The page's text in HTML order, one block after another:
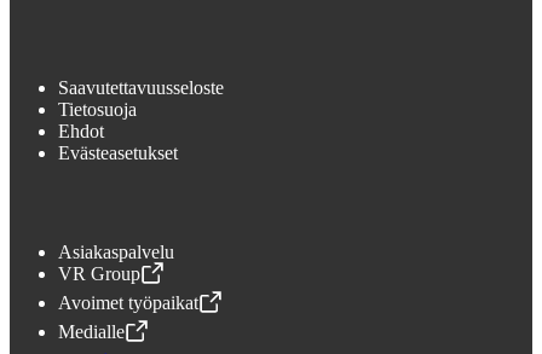
Saavutettavuusseloste
Tietosuoja
Ehdot
Evästeasetukset
Asiakaspalvelu
VR Group
,Avataan uudessa välilehdessä
Avoimet työpaikat
,Avataan uudessa välilehdessä
Medialle
,Avataan uudessa välilehdessä